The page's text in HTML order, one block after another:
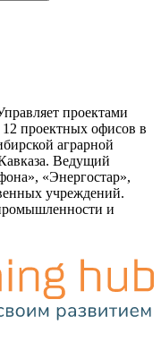
проектами
12 проектных офисов в
аграрной
Ведущий
«Энергостар»,
учреждений.
и